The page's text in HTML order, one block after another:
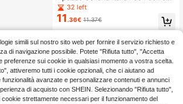
placcata in rame 18K con texture ell
ittica, stile elegante per uomo e don
na, adatta per uso quotidiano, feste
e banchetti, regalo perfetto
32 left
11.36€ 11.37€
simili sul nostro sito web per fornire il servizio richiesto e
di navigazione possibile. Potete "Rifiuta tutto", "Accetta
preferenze sui cookie in qualsiasi momento a vostra scelta.
attiveremo tutti i cookie opzionali, che ci aiutano ad
avanzate e personalizzare contenuti e annunci
di acquisto con SHEIN. Selezionando "Rifiuta tutto",
strettamente necessari per il funzionamento del